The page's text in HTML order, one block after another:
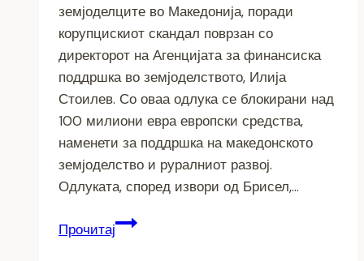
земјоделците во Македонија, поради
корупцискиот скандал поврзан со
директорот на Агенцијата за финансиска
поддршка во земјоделството, Илија
Стоилев. Со оваа одлука се блокирани над
100 милиони евра европски средства,
наменети за поддршка на македонското
земјоделство и руралниот развој.
Одлуката, според извори од Брисел,…
ПрочитајСуспендирана